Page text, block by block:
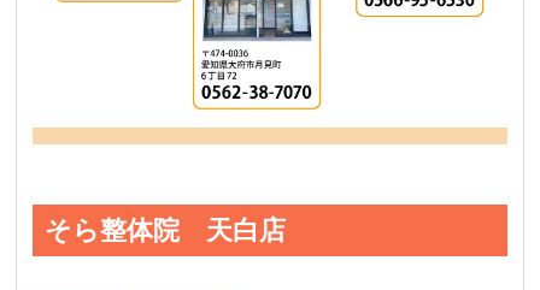
そら整体院 天白店